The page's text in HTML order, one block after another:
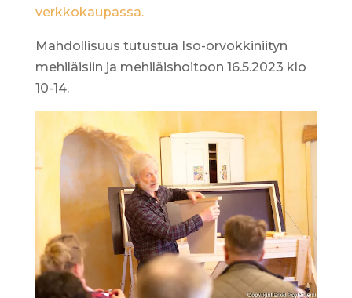
verkkokaupassa.
Mahdollisuus tutustua Iso-orvokkiniityn
mehiläisiin ja mehiläishoitoon 16.5.2023 klo
10-14.